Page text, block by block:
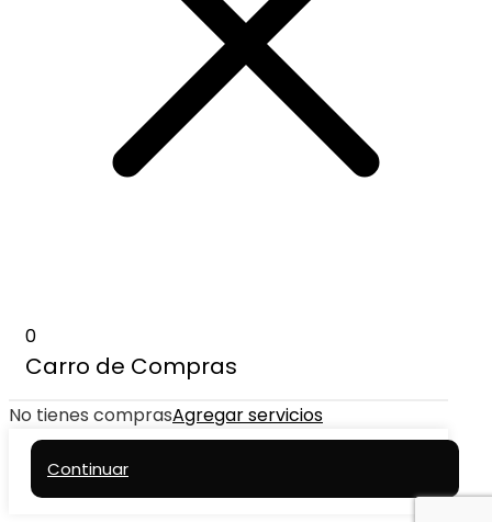
0
Carro de Compras
No tienes comprasAgregar servicios
Continuar